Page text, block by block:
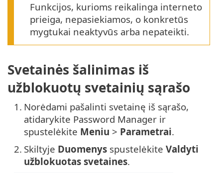
Funkcijos, kurioms reikalinga interneto
prieiga, nepasiekiamos, o konkretūs
mygtukai neaktyvūs arba nepateikti.
Svetainės šalinimas iš
užblokuotų svetainių sąrašo
1. Norėdami pašalinti svetainę iš sąrašo,
atidarykite Password Manager ir
spustelėkite Meniu > Parametrai.
2. Skiltyje Duomenys spustelėkite Valdyti
užblokuotas svetaines.